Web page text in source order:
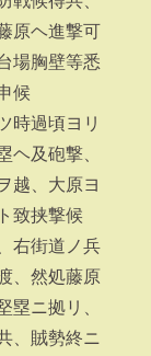
原ヘ進撃可
場胸壁等悉
候
時過頃ヨリ
及砲撃、
越、大原ヨ
致挟撃候
右街道ノ兵
、然処藤原
ニ拠リ、
、賊勢終ニ